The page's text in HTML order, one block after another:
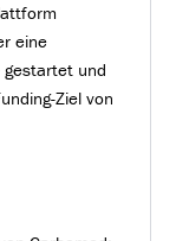
eine
gestartet und
Ziel von